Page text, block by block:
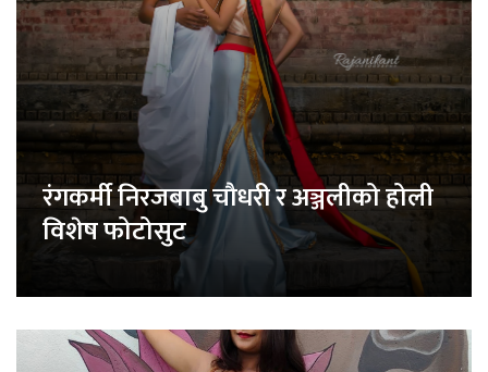
रंगकर्मी निरजबाबु चौधरी र अञ्जलीको होली
विशेष फोटोसुट